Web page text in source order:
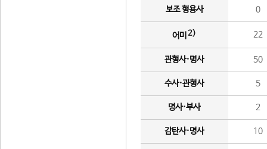
보조 형용사 0
어미 2) 22
관형사·명사 50
수사·관형사 5
명사·부사 2
감탄사·명사 10